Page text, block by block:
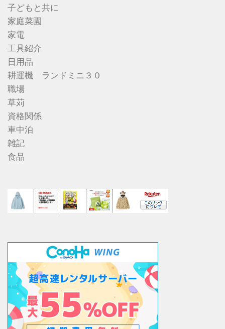
子どもと共に
家庭菜園
家電
工具紹介
日用品
耕運機 ランドミニ３０
職場
草苅
資格関係
車中泊
雑記
食品